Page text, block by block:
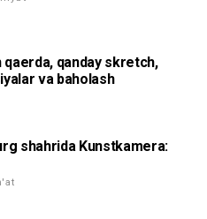
qaerda, qanday skretch,
va baholash
shahrida Kunstkamera: